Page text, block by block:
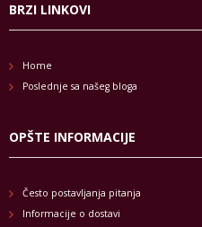
BRZI LINKOVI
Home
Poslednje sa našeg bloga
OPŠTE INFORMACIJE
Često postavljanja pitanja
Informacije o dostavi